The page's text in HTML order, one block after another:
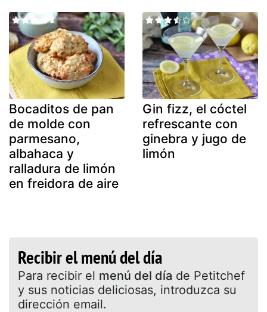
Bocaditos de pan
de molde con
parmesano,
albahaca y
ralladura de limón
en freidora de aire
Gin fizz, el cóctel
refrescante con
ginebra y jugo de
limón
Recibir el menú del día
Para recibir el menú del día de Petitchef
y sus noticias deliciosas, introduzca su
dirección email.